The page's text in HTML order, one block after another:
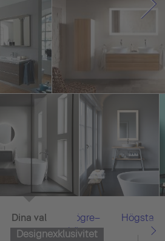
Allt
Högre–
högsta
Högsta
Designexklusivitet
Dina val